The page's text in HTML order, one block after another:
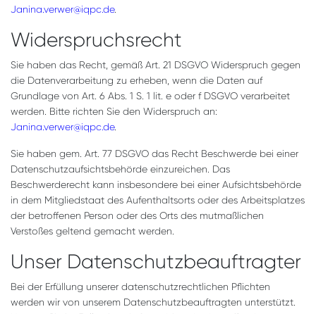
Janina.verwer@iqpc.de.
Widerspruchsrecht
Sie haben das Recht, gemäß Art. 21 DSGVO Widerspruch gegen
die Datenverarbeitung zu erheben, wenn die Daten auf
Grundlage von Art. 6 Abs. 1 S. 1 lit. e oder f DSGVO verarbeitet
werden. Bitte richten Sie den Widerspruch an:
Janina.verwer@iqpc.de.
Sie haben gem. Art. 77 DSGVO das Recht Beschwerde bei einer
Datenschutzaufsichtsbehörde einzureichen. Das
Beschwerderecht kann insbesondere bei einer Aufsichtsbehörde
in dem Mitgliedstaat des Aufenthaltsorts oder des Arbeitsplatzes
der betroffenen Person oder des Orts des mutmaßlichen
Verstoßes geltend gemacht werden.
Unser Datenschutzbeauftragter
Bei der Erfüllung unserer datenschutzrechtlichen Pflichten
werden wir von unserem Datenschutzbeauftragten unterstützt.